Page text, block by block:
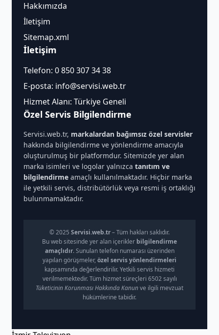
Hakkımızda
İletişim
Sitemap.xml
İletişim
Telefon: 0 850 307 34 38
E-posta: info@servisi.web.tr
Hizmet Alanı: Türkiye Geneli
Özel Servis Bilgilendirme
Servisi.web.tr, markalardan bağımsız özel servisler
hakkında bilgilendirme ve yönlendirme amacıyla
oluşturulmuş bir platformdur. Sitemizde yer alan
marka isimleri ve logolar yalnızca tanıtım ve
bilgilendirme amaçlı kullanılmaktadır. Hiçbir marka
ile yetkili servis, distribütörlük veya resmi iş ortaklığı
bulunmamaktadır.
© 2025 Servisi.web.tr– Tüm hakları saklıdır.
Bu web sitesinde yer alan içerikler bilgilendirme
amaçlıdır. Sunulan telefon numarası üzerinden
yapılan görüşmeler, özel servis yönlendirmeleri
kapsamında değerlendirilir. Yetkili servis hizmeti
verilmemektedir. Tüm hizmet süreçleri 6502 sayılı
Tüketicinin Korunması Hakkında Kanunve ilgili mevzuat
hükümlerine tabidir.